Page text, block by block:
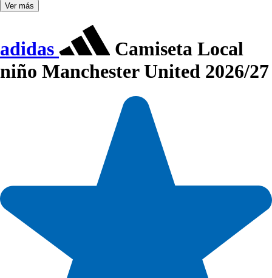
Ver más
adidas
Camiseta Local
niño Manchester United 2026/27